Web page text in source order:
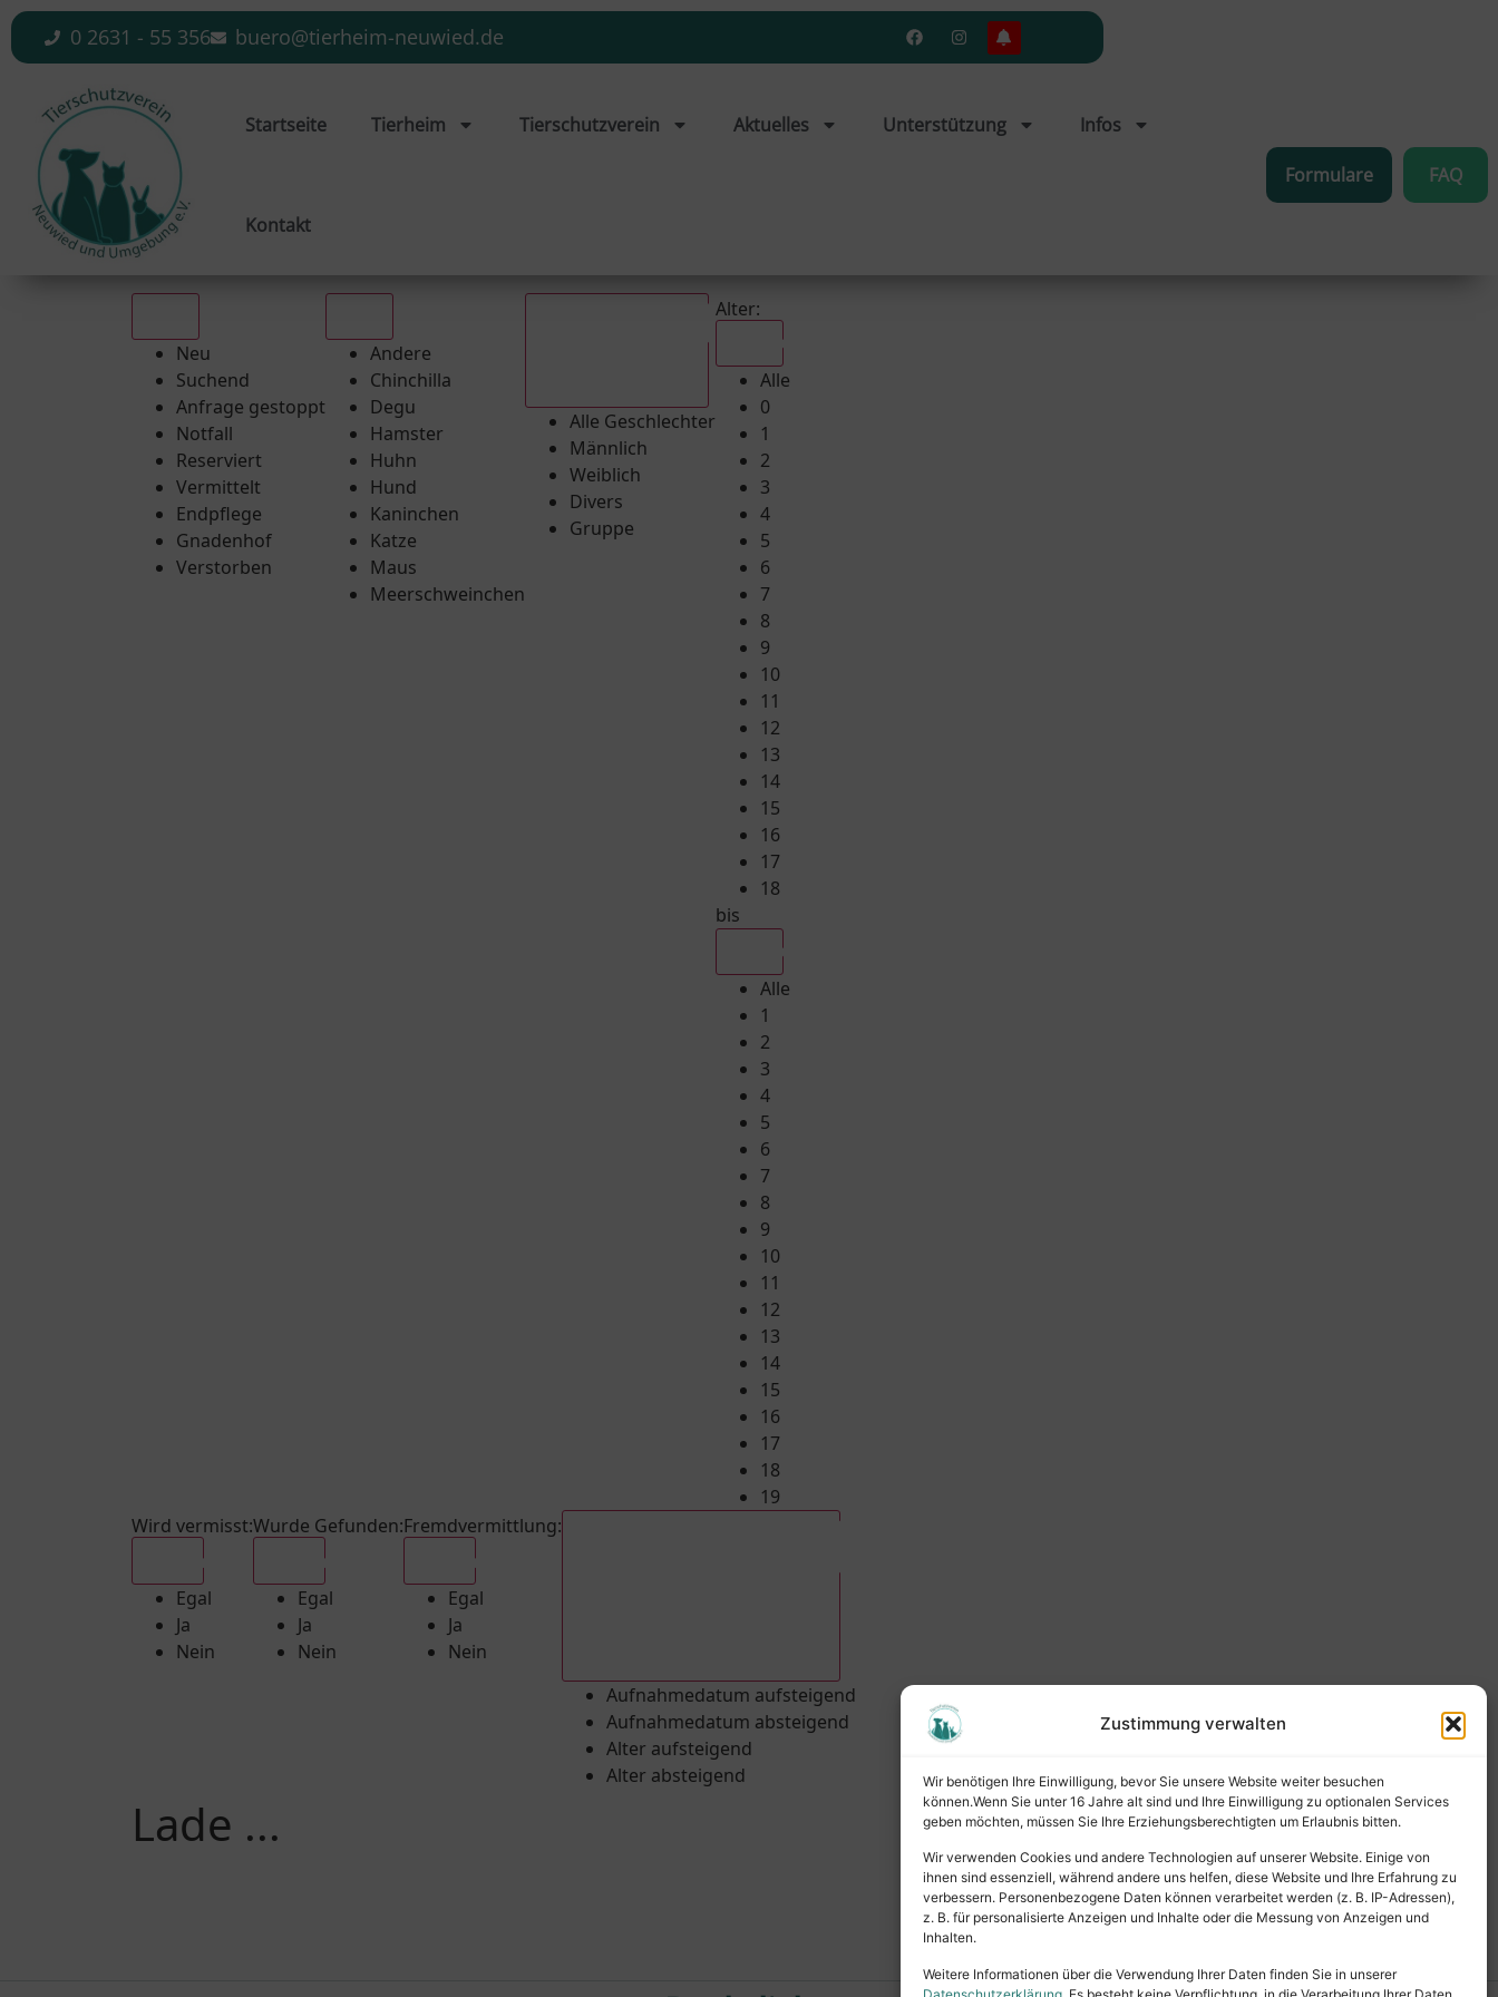
Zustimmung verwalten
Wir benötigen Ihre Einwilligung, bevor Sie unsere Website weiter besuchen
können.Wenn Sie unter 16 Jahre alt sind und Ihre Einwilligung zu optionalen Services
geben möchten, müssen Sie Ihre Erziehungsberechtigten um Erlaubnis bitten.
Wir verwenden Cookies und andere Technologien auf unserer Website. Einige von
ihnen sind essenziell, während andere uns helfen, diese Website und Ihre Erfahrung zu
verbessern. Personenbezogene Daten können verarbeitet werden (z. B. IP-Adressen),
z. B. für personalisierte Anzeigen und Inhalte oder die Messung von Anzeigen und
Inhalten.
Weitere Informationen über die Verwendung Ihrer Daten finden Sie in unserer
0 2631 - 55 356 buero@tierheim-neuwied.de
Startseite Tierheim Tierschutzverein Aktuelles Unterstützung Infos
Kontakt
Formulare FAQ
Neu
Suchend
Anfrage gestoppt
Notfall
Reserviert
Vermittelt
Endpflege
Gnadenhof
Verstorben
Andere
Chinchilla
Degu
Hamster
Huhn
Hund
Kaninchen
Katze
Maus
Meerschweinchen
Alle Geschlechter
Männlich
Weiblich
Divers
Gruppe
Alter:
Alle
0
1
2
3
4
5
6
7
8
9
10
11
12
13
14
15
16
17
18
bis
Alle
1
2
3
4
5
6
7
8
9
10
11
12
13
14
15
16
17
18
19
Wird vermisst:
Egal
Ja
Nein
Wurde Gefunden:
Egal
Ja
Nein
Fremdvermittlung:
Egal
Ja
Nein
Aufnahmedatum aufsteigend
Aufnahmedatum absteigend
Alter aufsteigend
Alter absteigend
Lade ...